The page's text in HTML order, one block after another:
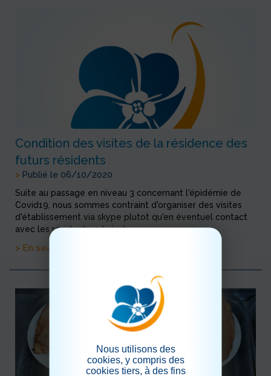
Condition des visites de la résidence des
futurs résidents
> Publié le 06/10/2020
Suite au passage en niveau 3 concernant l'épidémie de
Covid19, nous sommes contraint d'organiser des visites
d'établissement via skype plutot qu'en éventuel contact
avec les résidents vulnérab...
> En savoir plus
Nous utilisons des
cookies, y compris des
cookies tiers, à des fins